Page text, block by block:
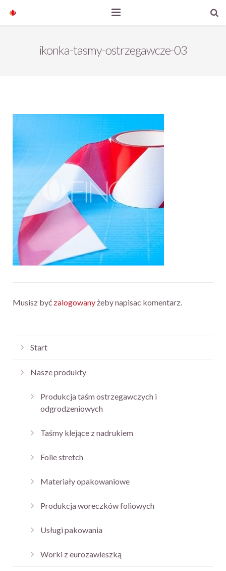
Kontakt
ikonka-tasmy-ostrzegawcze-03
Musisz być zalogowanyżeby napisac komentarz.
Start
Nasze produkty
Produkcja taśm ostrzegawczych i
odgrodzeniowych
Taśmy klejące z nadrukiem
Folie stretch
Materiały opakowaniowe
Produkcja woreczków foliowych
Usługi pakowania
Worki z eurozawieszką